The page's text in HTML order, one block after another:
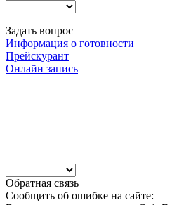
Задать вопрос
Информация о готовности
Прейскурант
Онлайн запись
Обратная связь
Сообщить об ошибке на сайте: